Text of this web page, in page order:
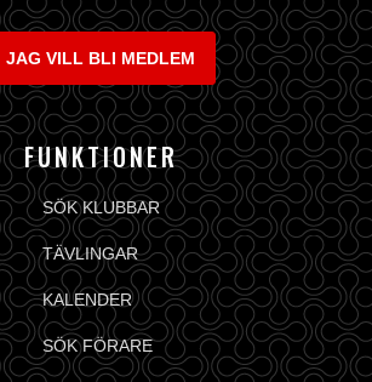
JAG VILL BLI MEDLEM
FUNKTIONER
SÖK KLUBBAR
TÄVLINGAR
KALENDER
SÖK FÖRARE